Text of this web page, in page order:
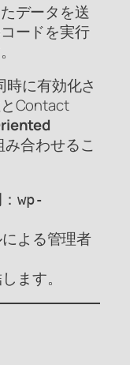
データを送
ードを実行
時に有効化さ
Contact
み合わせるこ
wp-
よる管理者
ます。